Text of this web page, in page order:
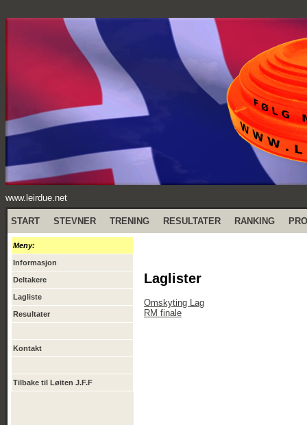
www.leirdue.net
START STEVNER TRENING RESULTATER RANKING
Meny:
Informasjon
Deltakere
Lagliste
Resultater
Kontakt
Tilbake til Løiten J.F.F
Laglister
Omskyting Lag
RM finale